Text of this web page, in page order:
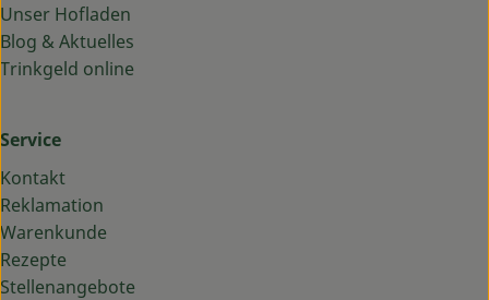
Unser Hofladen
Blog & Aktuelles
Trinkgeld online
Service
Kontakt
Reklamation
Warenkunde
Rezepte
Stellenangebote